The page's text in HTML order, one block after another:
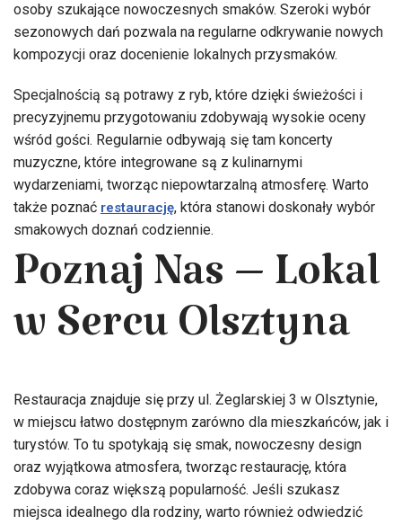
osoby szukające nowoczesnych smaków. Szeroki wybór
sezonowych dań pozwala na regularne odkrywanie nowych
kompozycji oraz docenienie lokalnych przysmaków.
Specjalnością są potrawy z ryb, które dzięki świeżości i
precyzyjnemu przygotowaniu zdobywają wysokie oceny
wśród gości. Regularnie odbywają się tam koncerty
muzyczne, które integrowane są z kulinarnymi
wydarzeniami, tworząc niepowtarzalną atmosferę. Warto
także poznać restaurację, która stanowi doskonały wybór
smakowych doznań codziennie.
Poznaj Nas – Lokal
w Sercu Olsztyna
Restauracja znajduje się przy ul. Żeglarskiej 3 w Olsztynie,
w miejscu łatwo dostępnym zarówno dla mieszkańców, jak i
turystów. To tu spotykają się smak, nowoczesny design
oraz wyjątkowa atmosfera, tworząc restaurację, która
zdobywa coraz większą popularność. Jeśli szukasz
miejsca idealnego dla rodziny, warto również odwiedzić